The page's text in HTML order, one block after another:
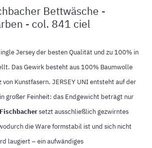
Bettwäsche -
- col. 841 ciel
Jersey der besten Qualität und zu 100% in
Das Gewirk besteht aus 100% Baumwolle
von Kunstfasern. JERSEY UNI entsteht auf der
großer Feinheit: das Endgewicht beträgt nur
setzt ausschließlich gezwirntes
die Ware formstabil ist und sich nicht
laugiert – ein aufwändiges